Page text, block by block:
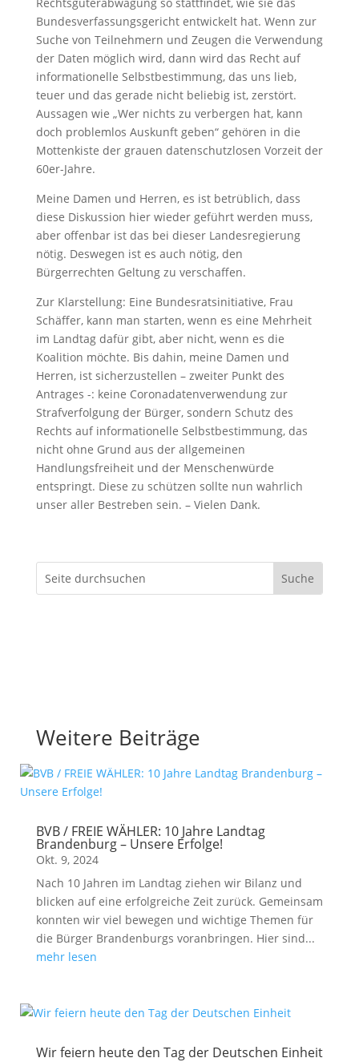
Bundesverfassungsgericht entwickelt hat. Wenn zur
Suche von Teilnehmern und Zeugen die Verwendung
der Daten möglich wird, dann wird das Recht auf
informationelle Selbstbestimmung, das uns lieb,
teuer und das gerade nicht beliebig ist, zerstört.
Aussagen wie „Wer nichts zu verbergen hat, kann
doch problemlos Auskunft geben“ gehören in die
Mottenkiste der grauen datenschutzlosen Vorzeit der
60er-Jahre.
Meine Damen und Herren, es ist betrüblich, dass
diese Diskussion hier wieder geführt werden muss,
aber offenbar ist das bei dieser Landesregierung
nötig. Deswegen ist es auch nötig, den
Bürgerrechten Geltung zu verschaffen.
Zur Klarstellung: Eine Bundesratsinitiative, Frau
Schäffer, kann man starten, wenn es eine Mehrheit
im Landtag dafür gibt, aber nicht, wenn es die
Koalition möchte. Bis dahin, meine Damen und
Herren, ist sicherzustellen – zweiter Punkt des
Antrages -: keine Coronadatenverwendung zur
Strafverfolgung der Bürger, sondern Schutz des
Rechts auf informationelle Selbstbestimmung, das
nicht ohne Grund aus der allgemeinen
Handlungsfreiheit und der Menschenwürde
entspringt. Diese zu schützen sollte nun wahrlich
unser aller Bestreben sein. – Vielen Dank.
Weitere Beiträge
BVB / FREIE WÄHLER: 10 Jahre Landtag
Brandenburg – Unsere Erfolge!
Okt. 9, 2024
Nach 10 Jahren im Landtag ziehen wir Bilanz und
blicken auf eine erfolgreiche Zeit zurück. Gemeinsam
konnten wir viel bewegen und wichtige Themen für
die Bürger Brandenburgs voranbringen. Hier sind...
mehr lesen
Wir feiern heute den Tag der Deutschen Einheit